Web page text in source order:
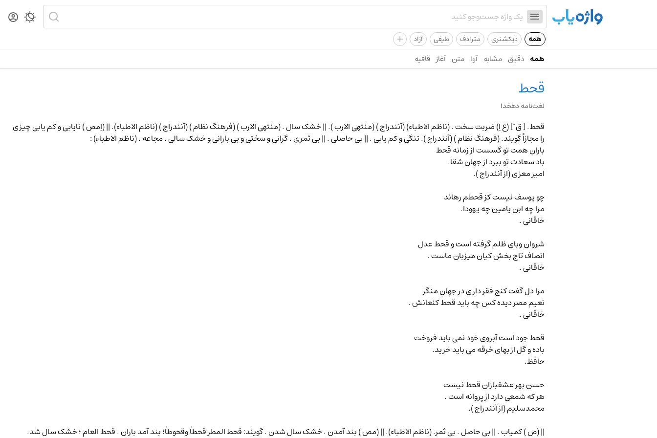
همه دیکشنری مترادف طیفی آزاد +
همه دقیق مشابه آوا متن آغاز قافیه
قحط
لغت‌نامه دهخدا
قحط.[ ق َ ] (ع اِ) ضربت سخت . (ناظم الاطباء) (آنندراج ) (منتهی الارب ). || خشک سال . (منتهی الارب ) (فرهنگ نظام ) (آنندراج ) (ناظم الاطباء). || (اِمص ) نایابی و کم یابی چیزی
را مجازاً گویند. (فرهنگ نظام ) (آنندراج ). تنگی و کم یابی . || بی حاصلی . || بی ثمری . گرانی و سختی و بی بارانی و خشک سالی . مجاعه . (ناظم الاطباء):
باران همت تو گسست از زمانه قحط
باد سعادت تو ببرد از جهان شقا.
امیر معزی (از آنندراج ).
چو یوسف نیست کز قحطم رهاند
مرا چه ابن یامین چه یهودا.
خاقانی .
شروان وبای ظلم گرفته است و قحط عدل
انصاف تاج بخش کیان میزبان ماست .
خاقانی .
مرا دل گفت کنج فقر داری در جهان منگر
نعیم مصر دیده کس چه باید قحط کنعانش .
خاقانی .
قحط جود است آبروی خود نمی باید فروخت
باده و گل از بهای خرقه می باید خرید.
حافظ.
حسن بهر عشقبازان قحط نیست
هر که شمعی دارد از پروانه است .
محمدسلیم (از آنندراج ).
|| (ص ) کمیاب . || بی حاصل . بی ثمر. (ناظم الاطباء). || (مص ) بند آمدن . خشک سال شدن . گویند: قحط المطر قحطاً وقحوطاً؛ بند آمد باران . قحط العام ؛ خشک سال شد.